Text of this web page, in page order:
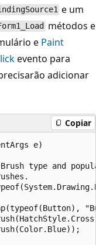
e um
métodos e
e Paint
evento para
adicionar
Copiar
e)
type and